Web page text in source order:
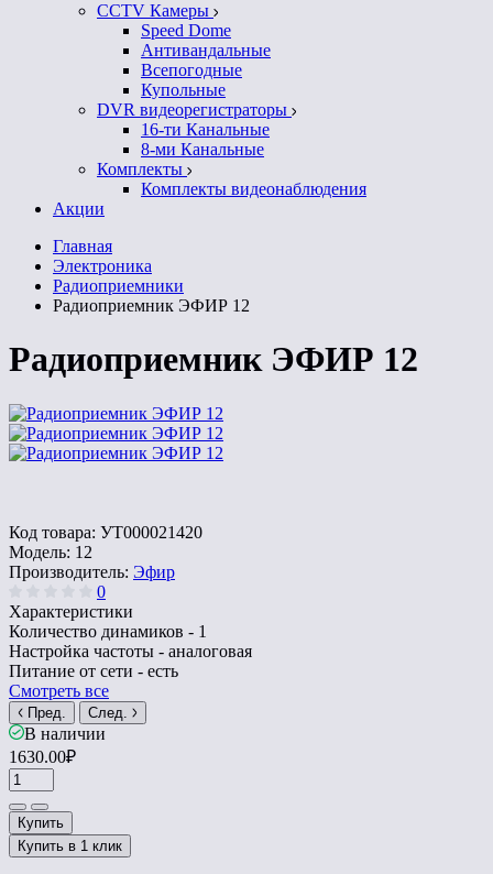
CCTV Камеры
Speed Dome
Антивандальные
Всепогодные
Купольные
DVR видеорегистраторы
16-ти Канальные
8-ми Канальные
Комплекты
Комплекты видеонаблюдения
Акции
Главная
Электроника
Радиоприемники
Радиоприемник ЭФИР 12
Радиоприемник ЭФИР 12
Код товара: УТ000021420
Модель: 12
Производитель: Эфир
0
Характеристики
Количество динамиков - 1
Настройка частоты - аналоговая
Питание от сети - есть
Смотреть все
Пред. След.
В наличии
1630.00₽
Купить
Купить в 1 клик